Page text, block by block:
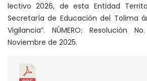
lectivo 2026, de esta Entidad
Secretaría de Educación del Tolima
Vigilancia”. NÚMERO: Resolución
Noviembre de 2025.